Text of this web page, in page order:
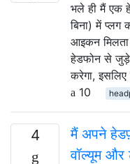
भले ही मैं एक
बिना) में प्लग
आइकन मिलता
हेडफोन से जुड़े
करेगा,
10
4
मैं अपने
वॉल्यूम और